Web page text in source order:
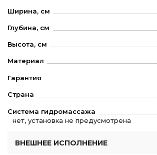
Ширина, см
Глубина, см
Высота, см
Материал
Гарантия
Страна
Система гидромассажа
нет, установка не предусмотрена
ВНЕШНЕЕ ИСПОЛНЕНИЕ